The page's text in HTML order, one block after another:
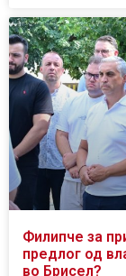
Филипче за
предлог од
во Брисел?